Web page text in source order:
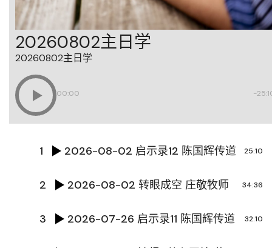
20260802主日学
20260802主日学
00:00 -
1 2026-08-02 启示录12 陈国辉传道 25:10
2 2026-08-02 转眼成空 庄敬牧师 34:36
3 2026-07-26 启示录11 陈国辉传道 32:10